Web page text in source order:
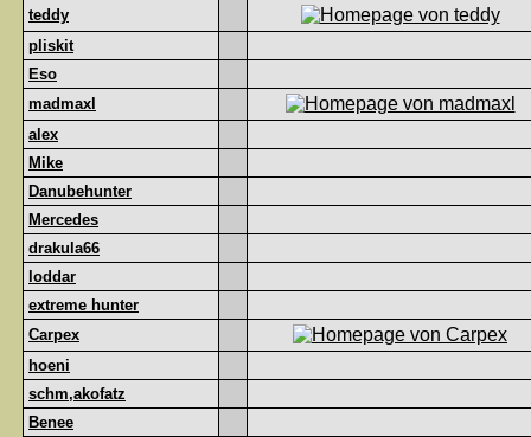
teddy
pliskit
Eso
madmaxl
alex
Mike
Danubehunter
Mercedes
drakula66
loddar
extreme hunter
Carpex
hoeni
schm,akofatz
Benee